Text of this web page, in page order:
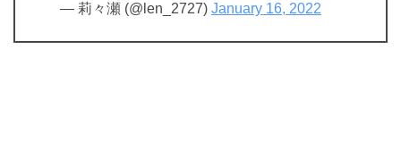
— 莉々瀬 (@len_2727) January 16, 2022